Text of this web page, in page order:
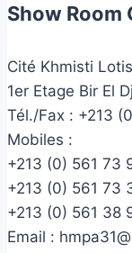
Show Room
Cité Khmisti
1er Etage Bir El
Tél./Fax : +213
Mobiles :
+213 (0) 561 73
+213 (0) 561 73
+213 (0) 561 38
Email :